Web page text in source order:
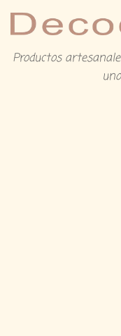
Productos